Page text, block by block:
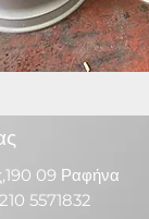
09 Ραφήνα
5571832